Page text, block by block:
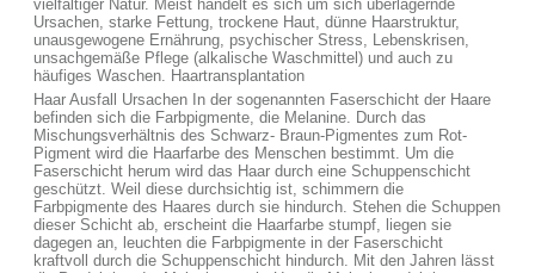
vielfältiger Natur. Meist handelt es sich um sich überlagernde
Ursachen, starke Fettung, trockene Haut, dünne Haarstruktur,
unausgewogene Ernährung, psychischer Stress, Lebenskrisen,
unsachgemäße Pflege (alkalische Waschmittel) und auch zu
häufiges Waschen. Haartransplantation
Haar Ausfall Ursachen In der sogenannten Faserschicht der Haare
befinden sich die Farbpigmente, die Melanine. Durch das
Mischungsverhältnis des Schwarz- Braun-Pigmentes zum Rot-
Pigment wird die Haarfarbe des Menschen bestimmt. Um die
Faserschicht herum wird das Haar durch eine Schuppenschicht
geschützt. Weil diese durchsichtig ist, schimmern die
Farbpigmente des Haares durch sie hindurch. Stehen die Schuppen
dieser Schicht ab, erscheint die Haarfarbe stumpf, liegen sie
dagegen an, leuchten die Farbpigmente in der Faserschicht
kraftvoll durch die Schuppenschicht hindurch. Mit den Jahren lässt